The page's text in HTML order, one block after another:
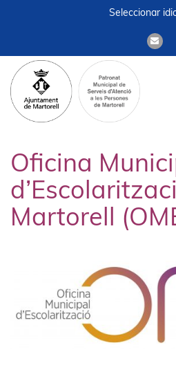
Oficina
Martorell